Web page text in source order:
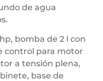
de agua
bomba de 2 l con
control para motor
a tensión plena,
base de